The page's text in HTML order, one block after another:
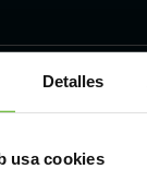
Detalles
usa cookies